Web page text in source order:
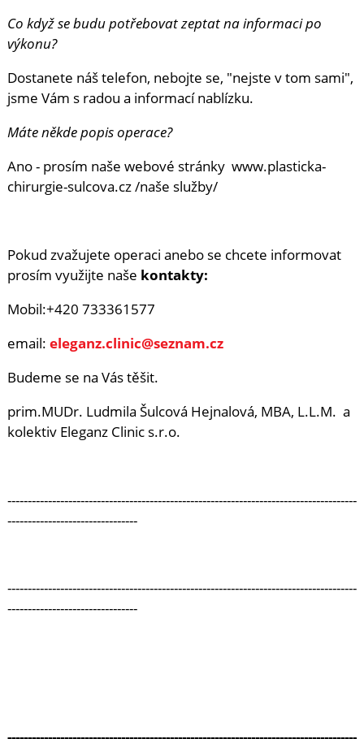
Co když se budu potřebovat zeptat na informaci po
výkonu?
Dostanete náš telefon, nebojte se, "nejste v tom sami",
jsme Vám s radou a informací nablízku.
Máte někde popis operace?
Ano - prosím naše webové stránky www.plasticka-
chirurgie-sulcova.cz /naše služby/
Pokud zvažujete operaci anebo se chcete informovat
prosím využijte naše kontakty:
Mobil:+420 733361577
email: eleganz.clinic@seznam.cz
Budeme se na Vás těšit.
prim.MUDr. Ludmila Šulcová Hejnalová, MBA, L.L.M. a
kolektiv Eleganz Clinic s.r.o.
--------------------------------------------------------------------------------------
--------------------------------
--------------------------------------------------------------------------------------
--------------------------------